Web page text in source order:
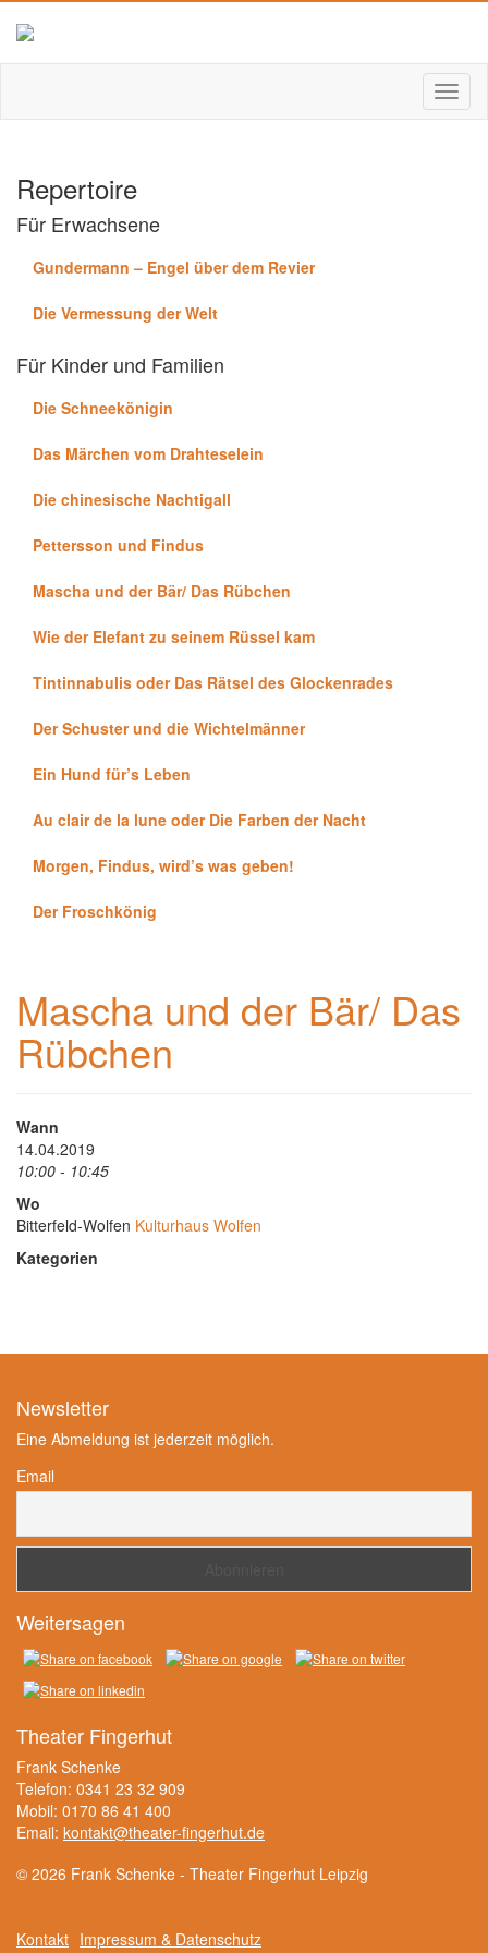
Repertoire
Für Erwachsene
Gundermann – Engel über dem Revier
Die Vermessung der Welt
Für Kinder und Familien
Die Schneekönigin
Das Märchen vom Drahteselein
Die chinesische Nachtigall
Pettersson und Findus
Mascha und der Bär/ Das Rübchen
Wie der Elefant zu seinem Rüssel kam
Tintinnabulis oder Das Rätsel des Glockenrades
Der Schuster und die Wichtelmänner
Ein Hund für’s Leben
Au clair de la lune oder Die Farben der Nacht
Morgen, Findus, wird’s was geben!
Der Froschkönig
Mascha und der Bär/ Das
Rübchen
Wann
14.04.2019
10:00 - 10:45
Wo
Bitterfeld-Wolfen Kulturhaus Wolfen
Kategorien
Newsletter
Eine Abmeldung ist jederzeit möglich.
Email
Weitersagen
Theater Fingerhut
Frank Schenke
Telefon: 0341 23 32 909
Mobil: 0170 86 41 400
Email: kontakt@theater-fingerhut.de
© 2026 Frank Schenke - Theater Fingerhut Leipzig
Kontakt Impressum & Datenschutz